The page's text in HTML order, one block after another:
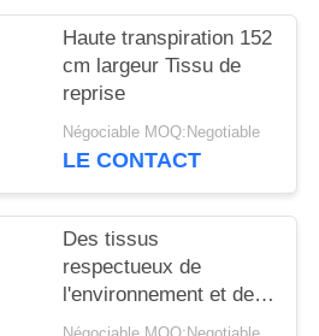
Haute transpiration 152
cm largeur Tissu de
reprise
Négociable MOQ:Negotiable
LE CONTACT
Des tissus
respectueux de
l'environnement et de
haute performance